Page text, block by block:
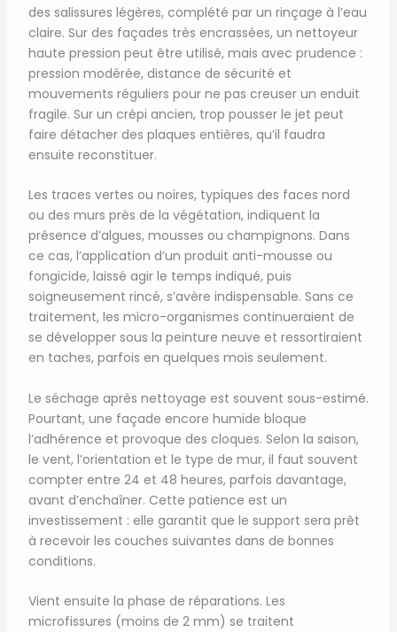
des salissures légères, complété par un rinçage à l’eau
claire. Sur des façades très encrassées, un nettoyeur
haute pression peut être utilisé, mais avec prudence :
pression modérée, distance de sécurité et
mouvements réguliers pour ne pas creuser un enduit
fragile. Sur un crépi ancien, trop pousser le jet peut
faire détacher des plaques entières, qu’il faudra
ensuite reconstituer.
Les traces vertes ou noires, typiques des faces nord
ou des murs près de la végétation, indiquent la
présence d’algues, mousses ou champignons. Dans
ce cas, l’application d’un produit anti-mousse ou
fongicide, laissé agir le temps indiqué, puis
soigneusement rincé, s’avère indispensable. Sans ce
traitement, les micro-organismes continueraient de
se développer sous la peinture neuve et ressortiraient
en taches, parfois en quelques mois seulement.
Le séchage après nettoyage est souvent sous-estimé.
Pourtant, une façade encore humide bloque
l’adhérence et provoque des cloques. Selon la saison,
le vent, l’orientation et le type de mur, il faut souvent
compter entre 24 et 48 heures, parfois davantage,
avant d’enchaîner. Cette patience est un
investissement : elle garantit que le support sera prêt
à recevoir les couches suivantes dans de bonnes
conditions.
Vient ensuite la phase de réparations. Les
microfissures (moins de 2 mm) se traitent